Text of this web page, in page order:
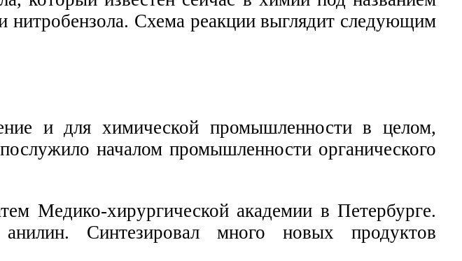
нитробензола. Схема реакции выглядит следующим
и для химической промышленности в целом,
началом промышленности органического
Медико-хирургической академии в Петербурге.
Синтезировал много новых продуктов